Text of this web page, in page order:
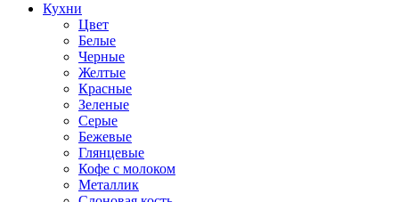
Кухни
Цвет
Белые
Черные
Желтые
Красные
Зеленые
Серые
Бежевые
Глянцевые
Кофе с молоком
Металлик